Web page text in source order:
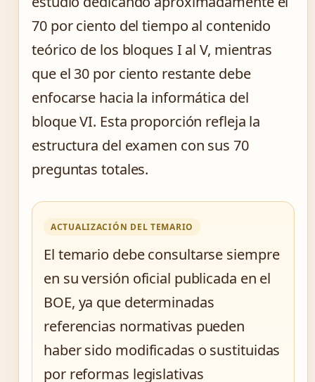
70 por ciento del tiempo al contenido
teórico de los bloques I al V, mientras
que el 30 por ciento restante debe
enfocarse hacia la informática del
bloque VI. Esta proporción refleja la
estructura del examen con sus 70
preguntas totales.
ACTUALIZACIÓN DEL TEMARIO
El temario debe consultarse siempre
en su versión oficial publicada en el
BOE, ya que determinadas
referencias normativas pueden
haber sido modificadas o sustituidas
por reformas legislativas